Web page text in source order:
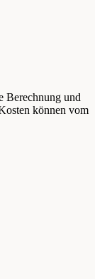
Berechnung und
können vom